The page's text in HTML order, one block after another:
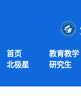
首页 教育教学
北极星
研究生